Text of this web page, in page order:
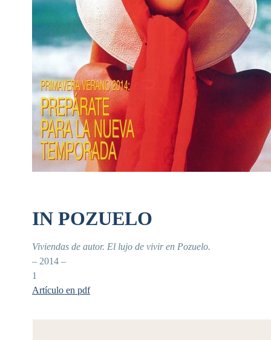
IN POZUELO
Viviendas de autor. El lujo de vivir en Pozuelo.
– 2014 –
1
Artículo en pdf